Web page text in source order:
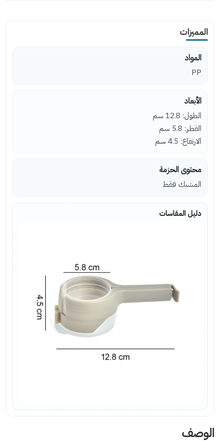
المميزات
المواد
PP
الأبعاد
الطول: 12.8 سم
القطر: 5.8 سم
الارتفاع: 4.5 سم
محتوى الحزمة
المشبك فقط
دليل المقاسات
الوصف